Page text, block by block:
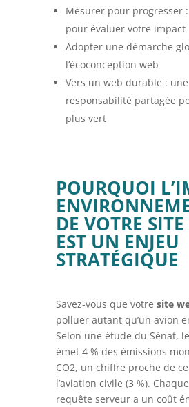
Mesurer pour progresser
pour évaluer votre impact
Adopter une démarche
l’écoconception web
Vers un web durable : une
responsabilité partagée
plus vert
POURQUOI
DE VOTRE
EST UN ENJEU
STRATÉGIQUE
Savez-vous que votre site
polluer autant qu’un avion
Selon une étude du Sénat,
émet 4 % des émissions
CO2, un chiffre proche de
l’aviation civile (3 %).
requête serveur a un coût